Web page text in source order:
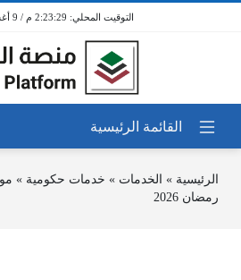
2:23:30 م / 9 أغسطس 2026
الرئيسية » الخدمات » خدمات حكومية »
رمضان 2026